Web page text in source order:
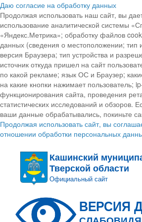
Даю согласие на обработку данных
Продолжая использовать наш сайт, вы
использование аналитической системы
«Яндекс.Метрика»; обработку файлов
данных (сведения о местоположении; тип
версия Браузера; тип устройства и
источник откуда пришел на сайт
по какой рекламе; язык ОС и Браузер;
на какие кнопки нажимает пользователь;
функционирования сайта, проведения
статистических исследований и обзоров.
ваши данные обрабатывались, покиньте
Продолжая использовать сайт, вы
отношении обработки персональных